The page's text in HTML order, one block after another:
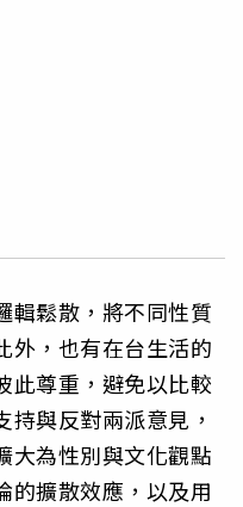
輯鬆散，將不同性質
外，也有在台生活的
此尊重，避免以比較
與反對兩派意見，
大為性別與文化觀點
的擴散效應，以及用